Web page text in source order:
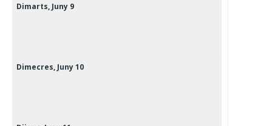
Dimarts, Juny 9
Dimecres, Juny10